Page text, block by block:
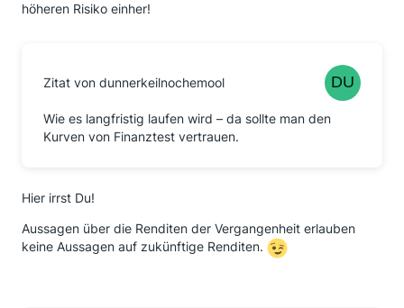
höheren Risiko einher!
Zitat von dunnerkeilnochemool
Wie es langfristig laufen wird – da sollte man den
Kurven von Finanztest vertrauen.
Hier irrst Du!
Aussagen über die Renditen der Vergangenheit erlauben
keine Aussagen auf zukünftige Renditen.